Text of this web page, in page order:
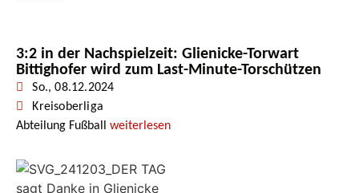
3:2 in der Nachspielzeit: Glienicke-Torwart
Bittighofer wird zum Last-Minute-Torschützen
So., 08.12.2024
Kreisoberliga
Abteilung Fußball weiterlesen